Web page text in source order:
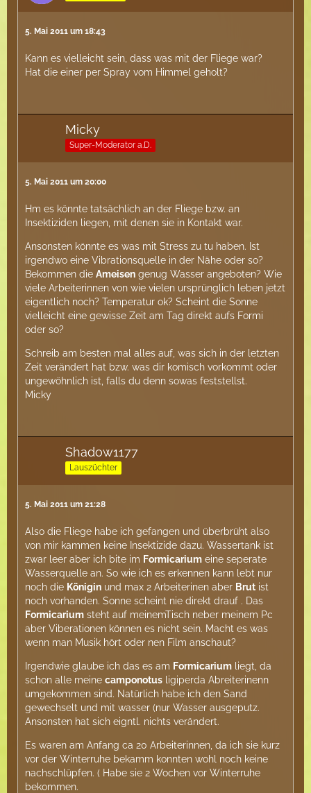
5. Mai 2011 um 18:43
Kann es vielleicht sein, dass was mit der Fliege war?
Hat die einer per Spray vom Himmel geholt?
Micky
Super-Moderator a.D.
5. Mai 2011 um 20:00
Hm es könnte tatsächlich an der Fliege bzw. an
Insektiziden liegen, mit denen sie in Kontakt war.
Ansonsten könnte es was mit Stress zu tu haben. Ist
irgendwo eine Vibrationsquelle in der Nähe oder so?
Bekommen die Ameisen genug Wasser angeboten? Wie
viele Arbeiterinnen von wie vielen ursprünglich leben jetzt
eigentlich noch? Temperatur ok? Scheint die Sonne
vielleicht eine gewisse Zeit am Tag direkt aufs Formi
oder so?
Schreib am besten mal alles auf, was sich in der letzten
Zeit verändert hat bzw. was dir komisch vorkommt oder
ungewöhnlich ist, falls du denn sowas feststellst.
Micky
Shadow1177
Lauszüchter
5. Mai 2011 um 21:28
Also die Fliege habe ich gefangen und überbrüht also
von mir kammen keine Insektizide dazu. Wassertank ist
zwar leer aber ich bite im Formicarium eine seperate
Wasserquelle an. So wie ich es erkennen kann lebt nur
noch die Königin und max 2 Arbeiterinen aber Brut ist
noch vorhanden. Sonne scheint nie direkt drauf . Das
Formicarium steht auf meinemTisch neber meinem Pc
aber Viberationen können es nicht sein. Macht es was
wenn man Musik hört oder nen Film anschaut?
Irgendwie glaube ich das es am Formicarium liegt, da
schon alle meine camponotus ligiperda Abreiterinenn
umgekommen sind. Natürlich habe ich den Sand
gewechselt und mit wasser (nur Wasser ausgeputz.
Ansonsten hat sich eigntl. nichts verändert.
Es waren am Anfang ca 20 Arbeiterinnen, da ich sie kurz
vor der Winterruhe bekamm konnten wohl noch keine
nachschlüpfen. ( Habe sie 2 Wochen vor Winterruhe
bekommen.